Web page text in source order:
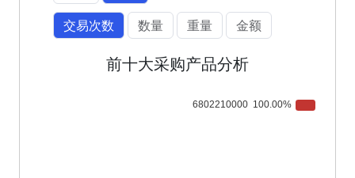
交易次数
数量 重量 金额
前十大采购产品分析